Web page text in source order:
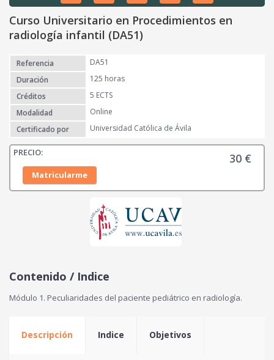
Curso Universitario en Procedimientos en
radiología infantil (DA51)
Referencia
DA51
Duración
125 horas
Créditos
5 ECTS
Modalidad
Online
Certificado por
Universidad Católica de Ávila
30 €
Matricularme
Contenido / Indice
Módulo 1. Peculiaridades del paciente pediátrico en radiología.
Descripción Indice Objetivos